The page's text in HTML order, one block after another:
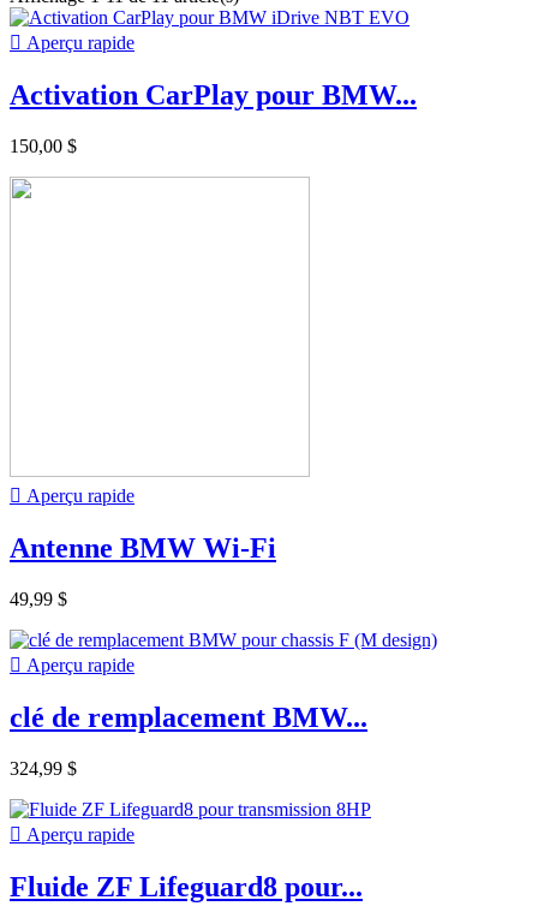
 Aperçu rapide
Activation CarPlay pour BMW...
150,00 $
 Aperçu rapide
Antenne BMW Wi-Fi
49,99 $
 Aperçu rapide
clé de remplacement BMW...
324,99 $
 Aperçu rapide
Fluide ZF Lifeguard8 pour...